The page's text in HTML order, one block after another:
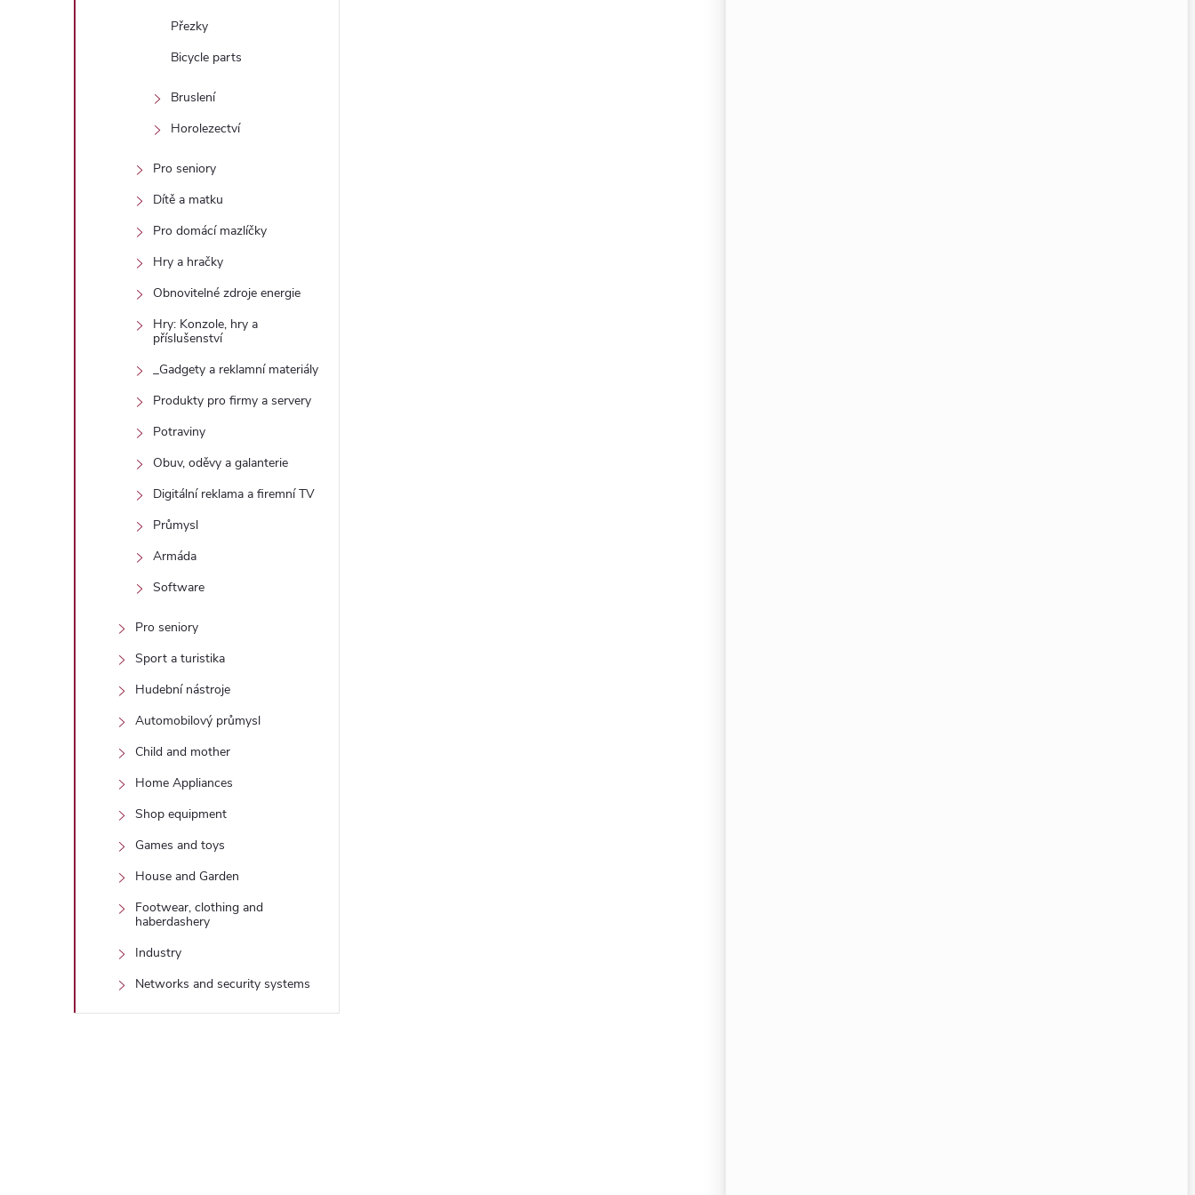
Přezky
Bicycle parts
Bruslení
Horolezectví
Pro seniory
Dítě a matku
Pro domácí mazlíčky
Hry a hračky
Obnovitelné zdroje energie
Hry: Konzole, hry a
příslušenství
_Gadgety a reklamní materiály
Produkty pro firmy a servery
Potraviny
Obuv, oděvy a galanterie
Digitální reklama a firemní TV
Průmysl
Armáda
Software
Pro seniory
Sport a turistika
Hudební nástroje
Automobilový průmysl
Child and mother
Home Appliances
Shop equipment
Games and toys
House and Garden
Footwear, clothing and
haberdashery
Industry
Networks and security systems